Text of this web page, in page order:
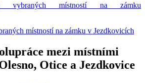
vybraných místností na zámku
místností na zámku v Jezdkovicích
mezi místními
Otice a Jezdkovice